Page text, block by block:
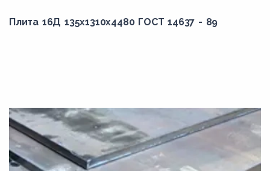
Плита 16Д 135x1310x4480 ГОСТ 14637 - 89